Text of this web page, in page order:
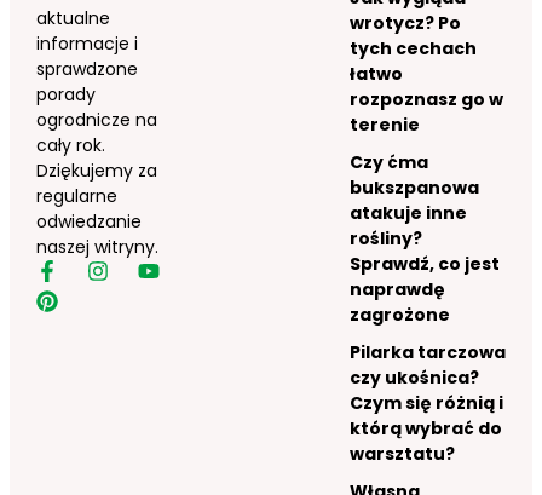
aktualne
informacje i
sprawdzone
porady
ogrodnicze na
cały rok.
Dziękujemy za
regularne
odwiedzanie
naszej witryny.
wrotycz? Po
tych cechach
łatwo
rozpoznasz go w
terenie
Czy ćma
bukszpanowa
atakuje inne
rośliny?
Sprawdź, co jest
naprawdę
zagrożone
Pilarka tarczowa
czy ukośnica?
Czym się różnią i
którą wybrać do
warsztatu?